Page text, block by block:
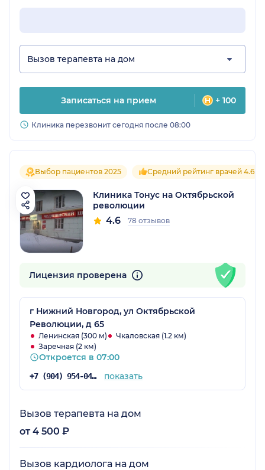
Вызов терапевта на дом
Записаться на прием + 100
Клиника перезвонит сегодня после 08:00
Выбор пациентов 2025 Средний рейтинг врачей 4.6
Клиника Тонус на Октябрьской
революции
4.6 78 отзывов
Лицензия проверена
г Нижний Новгород, ул Октябрьской
Революции, д 65
Ленинская (300 м)
Чкаловская (1.2 км)
Заречная (2 км)
Откроется в 07:00
+7 (904) 954-04-36 показать
Вызов терапевта на дом
от 4 500 ₽
Вызов кардиолога на дом